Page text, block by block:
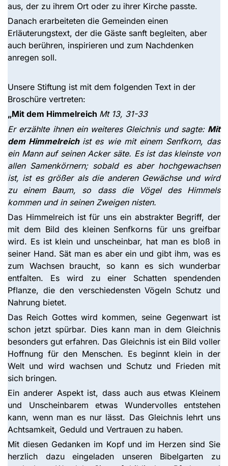
aus, der zu ihrem Ort oder zu ihrer Kirche passte.
Danach erarbeiteten die Gemeinden einen
Erläuterungstext, der die Gäste sanft begleiten, aber
auch berühren, inspirieren und zum Nachdenken
anregen soll.
Unsere Stiftung ist mit dem folgenden Text in der
Broschüre vertreten:
„Mit dem Himmelreich Mt 13, 31-33
Er erzählte ihnen ein weiteres Gleichnis und sagte: Mit
dem Himmelreich ist es wie mit einem Senfkorn, das
ein Mann auf seinen Acker säte. Es ist das kleinste von
allen Samenkörnern; sobald es aber hochgewachsen
ist, ist es größer als die anderen Gewächse und wird
zu einem Baum, so dass die Vögel des Himmels
kommen und in seinen Zweigen nisten.
Das Himmelreich ist für uns ein abstrakter Begriff, der
mit dem Bild des kleinen Senfkorns für uns greifbar
wird. Es ist klein und unscheinbar, hat man es bloß in
seiner Hand. Sät man es aber ein und gibt ihm, was es
zum Wachsen braucht, so kann es sich wunderbar
entfalten. Es wird zu einer Schatten spendenden
Pflanze, die den verschiedensten Vögeln Schutz und
Nahrung bietet.
Das Reich Gottes wird kommen, seine Gegenwart ist
schon jetzt spürbar. Dies kann man in dem Gleichnis
besonders gut erfahren. Das Gleichnis ist ein Bild voller
Hoffnung für den Menschen. Es beginnt klein in der
Welt und wird wachsen und Schutz und Frieden mit
sich bringen.
Ein anderer Aspekt ist, dass auch aus etwas Kleinem
und Unscheinbarem etwas Wundervolles entstehen
kann, wenn man es nur lässt. Das Gleichnis lehrt uns
Achtsamkeit, Geduld und Vertrauen zu haben.
Mit diesen Gedanken im Kopf und im Herzen sind Sie
herzlich dazu eingeladen unseren Bibelgarten zu